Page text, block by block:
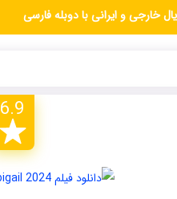
خارجی و ایرانی با دوبله فارسی
6.9